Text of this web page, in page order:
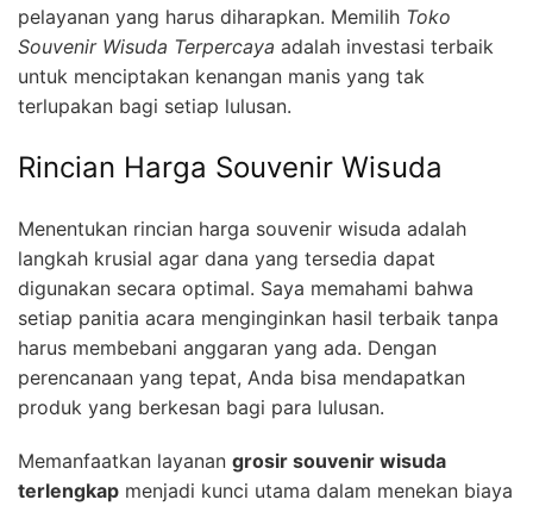
pelayanan yang harus diharapkan. Memilih Toko
Souvenir Wisuda Terpercaya adalah investasi terbaik
untuk menciptakan kenangan manis yang tak
terlupakan bagi setiap lulusan.
Rincian Harga Souvenir Wisuda
Menentukan rincian harga souvenir wisuda adalah
langkah krusial agar dana yang tersedia dapat
digunakan secara optimal. Saya memahami bahwa
setiap panitia acara menginginkan hasil terbaik tanpa
harus membebani anggaran yang ada. Dengan
perencanaan yang tepat, Anda bisa mendapatkan
produk yang berkesan bagi para lulusan.
Memanfaatkan layanan grosir souvenir wisuda
terlengkap menjadi kunci utama dalam menekan biaya